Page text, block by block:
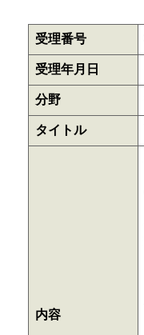
受理番号
受理年月日
分野
タイトル
内容